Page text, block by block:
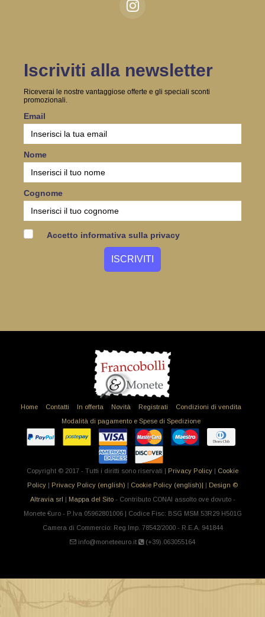
Iscriviti alla newsletter
Riceverai le nostre vantaggiose offerte e gli speciali sconti
promozionali.
Email
Nome
Cognome
Accetto informativa sulla privacy
Home Contatti In offerta Novità Registrati
Condizioni di vendita
Modalità di pagamento e Spese di Spedizione
Copyright © 2017 - Tutti i diritti sono riservati | Privacy Policy | Cookie
Policy | Privacy Policy (english) | Cookie Policy (english)| | Design ©
Altravia srl | Mappa del Sito- Contributo CONAI assolto ove dovuto -
Monete €uro - P.Iva 05962801006 | Codice Fisc: BSG MSM 53R29 H501G
Camera di Commercio: Reg.Imp. 78542/2000 - R.E.A. 941844
info@moneteeuro.it
(+39).063055164